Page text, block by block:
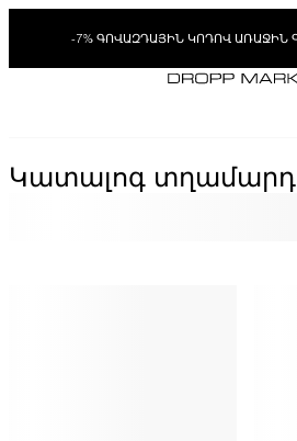
-7% ԳՈՎԱԶԴԱՅԻՆ ԿՈԴՈՎ ԱՌԱՋԻՆ
Կատալոգ